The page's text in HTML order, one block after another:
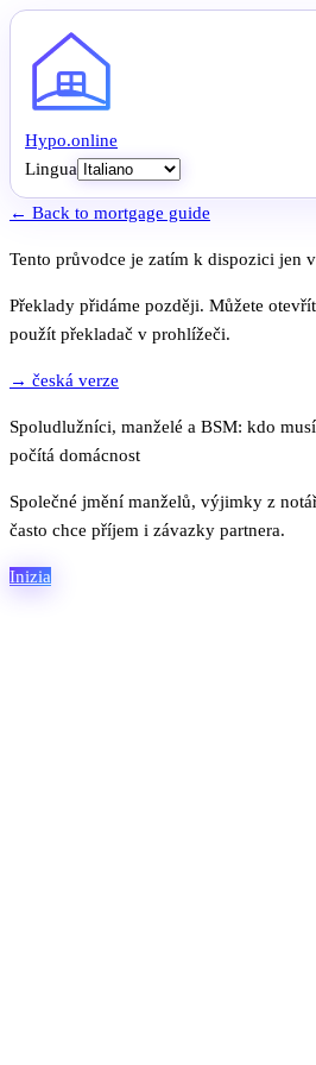
Hypo.online
Lingua
← Back to mortgage guide
Tento průvodce je zatím k dispozici jen
Překlady přidáme později. Můžete
použít překladač v prohlížeči.
→ česká verze
Spoludlužníci, manželé a BSM: kdo
počítá domácnost
Společné jmění manželů, výjimky z
často chce příjem i závazky partnera.
Inizia